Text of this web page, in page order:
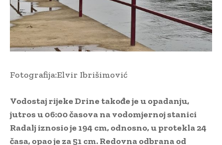
Fotografija:Elvir Ibrišimović
Vodostaj rijeke Drine takođe je u opadanju,
jutros u 06:00 časova na vodomjernoj stanici
Radalj iznosio je 194 cm, odnosno, u protekla 24
časa, opao je za 51 cm. Redovna odbrana od